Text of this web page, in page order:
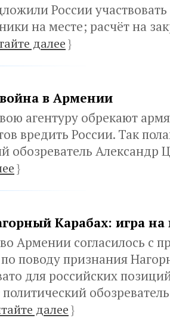
России
на месте; расчёт на
далее}
в Армении
агентуру обрекают
вредить России. Так
обозреватель Александр
}
Карабах: игра
Армении согласилось с
поводу признания
для российских
далее}